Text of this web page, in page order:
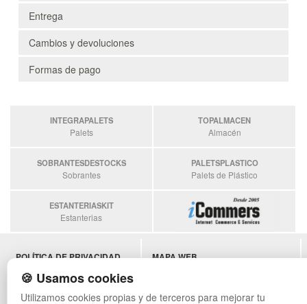
Entrega
Cambios y devoluciones
Formas de pago
INTEGRAPALETS
Palets
TOPALMACEN
Almacén
SOBRANTESDESTOCKS
Sobrantes
PALETSPLASTICO
Palets de Plástico
ESTANTERIASKIT
Estanterias
POLÍTICA DE PRIVACIDAD
CONDICIONES DE USO
CAMBIOS Y DEVOLUCIONES
CONTACTO
MAPA WEB
🍪 Usamos cookies
Utilizamos cookies propias y de terceros para mejorar tu